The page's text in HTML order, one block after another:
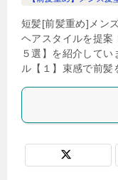
短髪[前髪重め]メン
ヘアスタイルを提案
５選】を紹介して
ル【１】束感で前